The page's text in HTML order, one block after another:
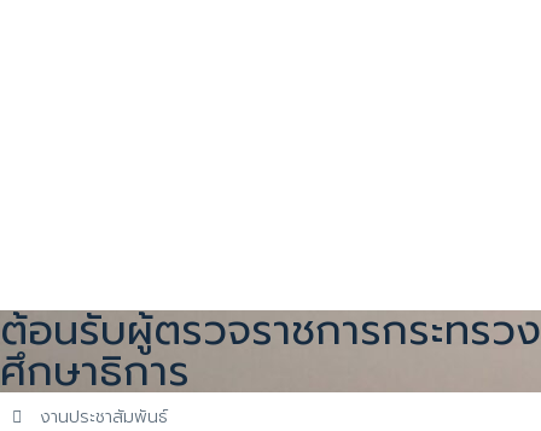
ต้อนรับผู้ตรวจราชการกระทรวง
ศึกษาธิการ
งานประชาสัมพันธ์